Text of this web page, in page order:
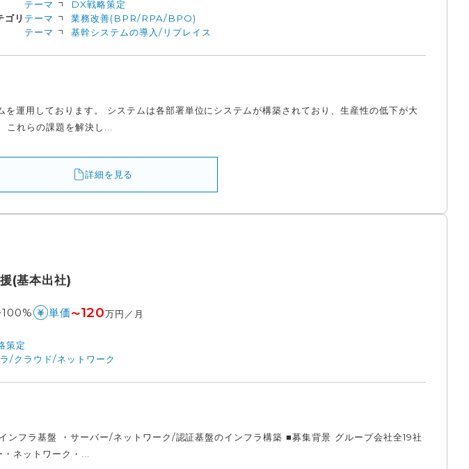
ゴリ
テーマ
DX戦略策定
テーマ
業務改善(BPR/RPA/BPO)
テーマ
基幹システムの導入/リプレイス
運用しております。 システムは各部署単位にシステムが構築されており、生産性の低下が大
れらの課題を解決し...
詳細を見る
(基本出社)
単価〜120万円／月
策定
/クラウド/ネットワーク
フラ基盤 ・サーバー/ネットワーク/認証基盤のインフラ構築 ■募集背景 グループ会社全19社
ネットワーク・...